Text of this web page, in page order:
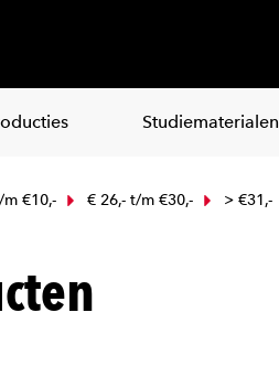
Studiematerialen
€10,- € 26,- t/m €30,- > €31,-